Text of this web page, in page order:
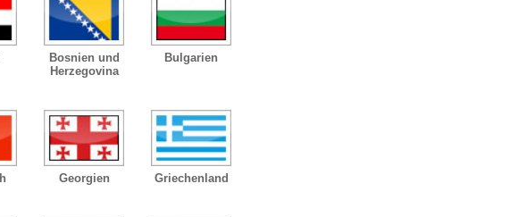
Bosnien und
Herzegovina
Bulgarien
Georgien Griechenland